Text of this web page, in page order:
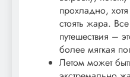
прохладно,
стоять жара.
путешествия –
более мягкая
Летом может